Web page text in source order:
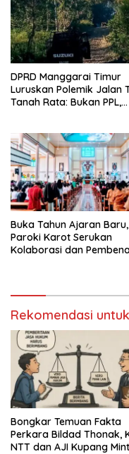
DPRD Manggarai Timur
Luruskan Polemik Jalan
Tanah Rata: Bukan PPL,
Buka Tahun Ajaran Baru,
Paroki Karot Serukan
Kolaborasi dan
Rekomendasi
Bongkar Temuan Fakta
Perkara Bildad Thonak,
NTT dan AJI Kupang